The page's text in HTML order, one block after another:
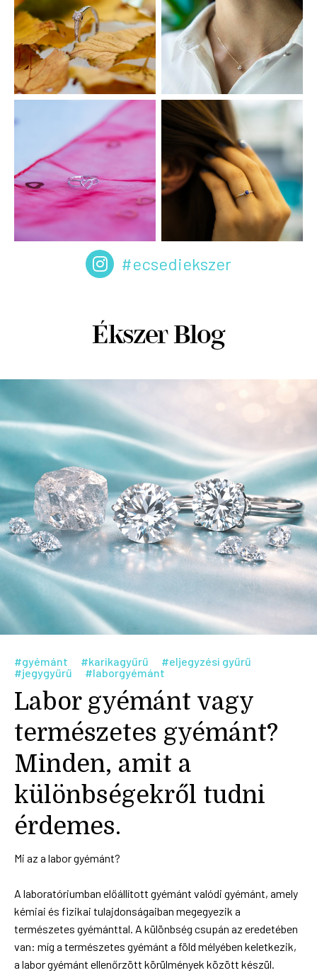
#ecsediekszer
Ékszer Blog
#gyémánt #karikagyűrű
#eljegyzési gyűrű
#jegygyűrű
#laborgyémánt
Labor gyémánt vagy
természetes gyémánt?
Minden, amit a
különbségekről tudni
érdemes.
Mi az a labor gyémánt?
A laboratóriumban előállított gyémánt valódi gyémánt, amely
kémiai és fizikai tulajdonságaiban megegyezik a
természetes gyémánttal. A különbség csupán az eredetében
van: míg a természetes gyémánt a föld mélyében keletkezik,
a labor gyémánt ellenőrzött körülmények között készül.